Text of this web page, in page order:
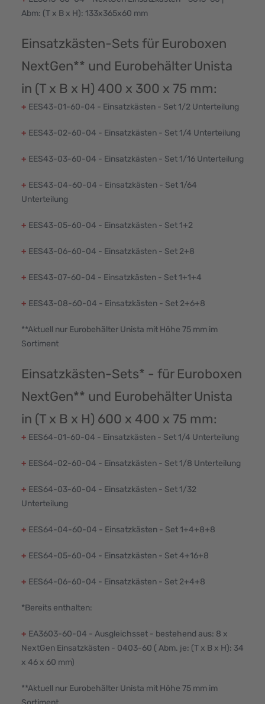
Abm: (T x B x H): 133x365x60 mm
Einsatzkästen-Sets für Euroboxen
NextGen** und Eurobehälter Unista
in (T x B x H) 400 x 300 x 75 mm:
+ EES43-01-60-04 - Einsatzkästen - Set 1/2 Unterteilung
+ EES43-02-60-04 - Einsatzkästen - Set 1/4 Unterteilung
+ EES43-03-60-04 - Einsatzkästen - Set 1/16 Unterteilung
+ EES43-04-60-04 - Einsatzkästen - Set 1/64
Unterteilung
+ EES43-05-60-04 - Einsatzkästen - Set 1+2
+ EES43-06-60-04 - Einsatzkästen - Set 2+8
+ EES43-07-60-04 - Einsatzkästen - Set 1+1+4
+ EES43-08-60-04 - Einsatzkästen - Set 2+6+8
**Aktuell nur Eurobehälter Unista mit Höhe 75 mm im
Sortiment
Einsatzkästen-Sets* - für Euroboxen
NextGen** und Eurobehälter Unista
in (T x B x H) 600 x 400 x 75 mm:
+ EES64-01-60-04 - Einsatzkästen - Set 1/4 Unterteilung
+ EES64-02-60-04 - Einsatzkästen - Set 1/8 Unterteilung
+ EES64-03-60-04 - Einsatzkästen - Set 1/32
Unterteilung
+ EES64-04-60-04 - Einsatzkästen - Set 1+4+8+8
+ EES64-05-60-04 - Einsatzkästen - Set 4+16+8
+ EES64-06-60-04 - Einsatzkästen - Set 2+4+8
*Bereits enthalten:
+ EA3603-60-04 - Ausgleichsset - bestehend aus: 8 x
NextGen Einsatzkästen - 0403-60 ( Abm. je: (T x B x H): 34
x 46 x 60 mm)
**Aktuell nur Eurobehälter Unista mit Höhe 75 mm im